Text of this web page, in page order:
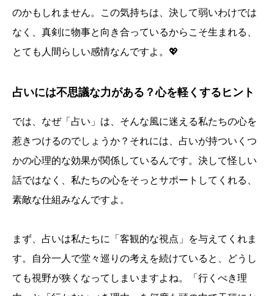
のかもしれません。この気持ちは、決して弱いわけでは
なく、真剣に物事と向き合っているからこそ生まれる、
とても人間らしい感情なんですよ。💖
占いには不思議な力がある？心を軽くするヒント
では、なぜ「占い」は、そんな風に迷える私たちの心を
惹きつけるのでしょうか？それには、占いが持ついくつ
かの心理的な効果が関係しているんです。決して怪しい
話ではなく、私たちの心をそっとサポートしてくれる、
素敵な仕組みなんですよ。
まず、占いは私たちに「客観的な視点」を与えてくれま
す。自分一人で堂々巡りの考えを続けていると、どうし
ても視野が狭くなってしまいますよね。「行くべき理